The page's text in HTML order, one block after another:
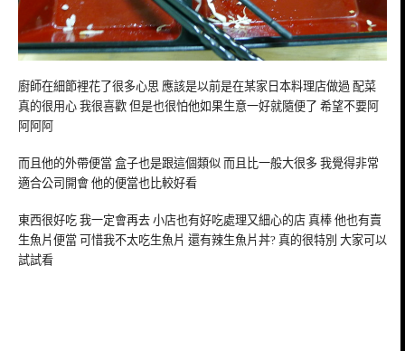
廚師在細節裡花了很多心思 應該是以前是在某家日本料理店做過 配菜
真的很用心 我很喜歡 但是也很怕他如果生意一好就隨便了 希望不要阿
阿阿阿
而且他的外帶便當 盒子也是跟這個類似 而且比一般大很多 我覺得非常
適合公司開會 他的便當也比較好看
東西很好吃 我一定會再去 小店也有好吃處理又細心的店 真棒 他也有賣
生魚片便當 可惜我不太吃生魚片 還有辣生魚片丼? 真的很特別 大家可以
試試看